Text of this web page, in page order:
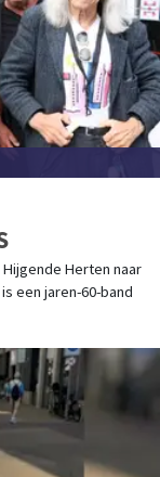
Hijgende Herten naar
een jaren-60-band